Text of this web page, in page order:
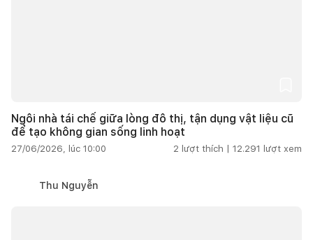
Ngôi nhà tái chế giữa lòng đô thị, tận dụng vật liệu cũ
để tạo không gian sống linh hoạt
27/06/2026, lúc 10:00 2 lượt thích | 12.291 lượt xem
Thu Nguyễn